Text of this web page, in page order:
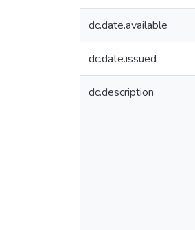
dc.date.available
dc.date.issued
dc.description